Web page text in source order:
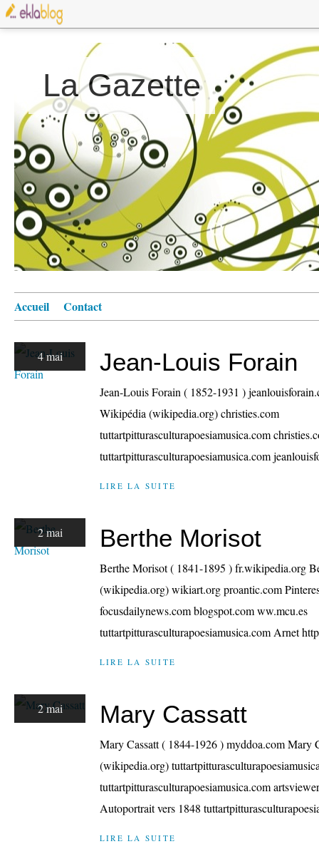
La Gazette
Accueil Contact
4 mai Jean-Louis Forain
Jean-Louis Forain ( 1852-1931 )
Wikipédia (wikipedia.org) christies.com
tuttartpitturasculturapoesiamusica.com
tuttartpitturasculturapoesiamusica.com
LIRE LA SUITE
2 mai Berthe Morisot
Berthe Morisot ( 1841-1895 ) fr.wikipedia.org
(wikipedia.org) wikiart.org proantic.com
focusdailynews.com blogspot.com ww.mcu.es
tuttartpitturasculturapoesiamusica.com Arnet
LIRE LA SUITE
2 mai Mary Cassatt
Mary Cassatt ( 1844-1926 ) myddoa.com
(wikipedia.org)
tuttartpitturasculturapoesiamusica.com
Autoportrait vers 1848
LIRE LA SUITE